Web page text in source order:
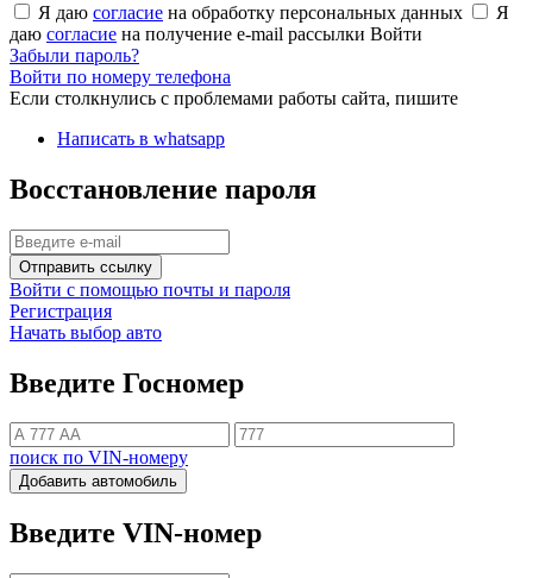
Я даю согласие на обработку персональных данных
Я
даю согласие на получение e-mail рассылки Войти
Забыли пароль?
Войти по номеру телефона
Если столкнулись с проблемами работы сайта, пишите
Написать в whatsapp
Восстановление пароля
Отправить ссылку
Войти с помощью почты и пароля
Регистрация
Начать выбор авто
Введите Госномер
поиск по VIN-номеру
Добавить автомобиль
Введите VIN-номер